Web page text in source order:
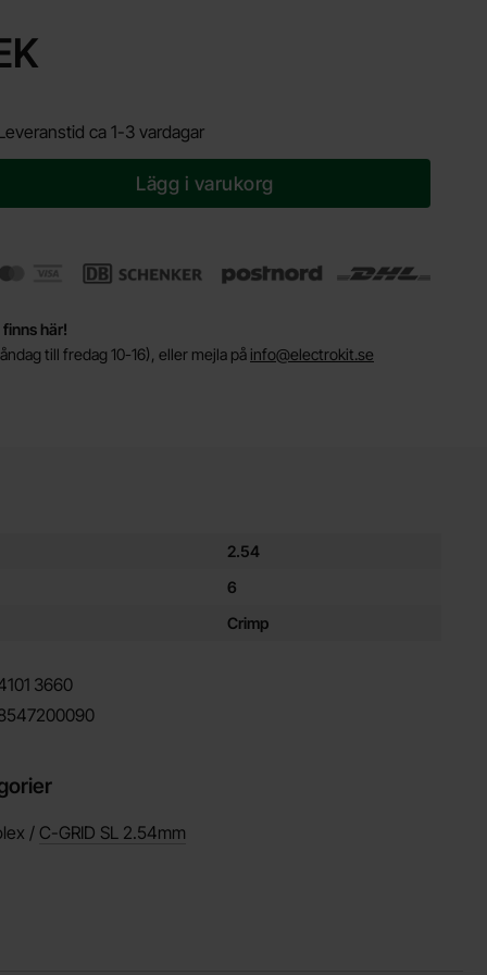
ca 1-3 vardagar
Lägg i varukorg
här!
till fredag 10-16), eller mejla på info@electrokit.se
2.54
6
Crimp
3660
/ C-GRID SL 2.54mm